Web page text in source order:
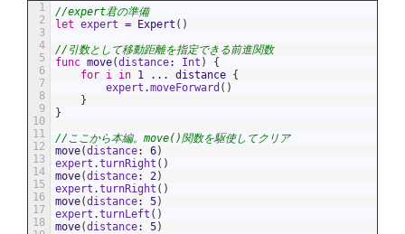
1
2
3
4
5
6
7
8
9
10
11
12
13
14
15
16
17
18
//expert君の準備
let expert = Expert ( )
//引数として移動距離を指定できる前進関数
func move(distance: Int )
{
for i in 1 ... distance {
expert .moveForward ( )
}
}
//ここから本編。move()関数を駆使してクリア
move(distance: 6)
expert .turnRight ( )
move(distance: 2)
expert .turnRight ( )
move(distance: 5)
expert .turnLeft ( )
move(distance: 5)